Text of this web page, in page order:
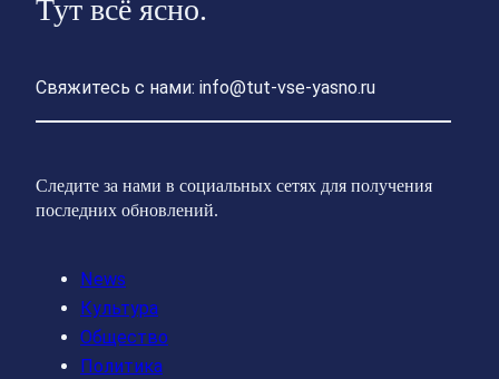
Тут всё ясно.
Свяжитесь с нами: info@tut-vse-yasno.ru
Следите за нами в социальных сетях для получения
последних обновлений.
News
Культура
Общество
Политика